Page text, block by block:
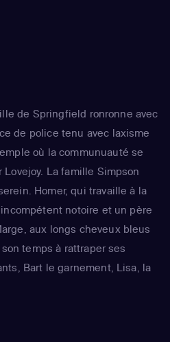
de Springfield ronronne avec
de police tenu avec laxisme
où la communuauté se
La famille Simpson
Homer, qui travaille à la
notoire et un père
aux longs cheveux bleus
temps à rattraper ses
Bart le garnement, Lisa, la
quotidien de ce foyer. La série